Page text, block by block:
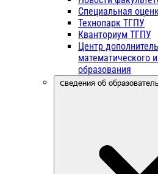
Специальная
Технопарк ТГПУ
Кванториум ТГПУ
Центр
математического
образования
Сведения об